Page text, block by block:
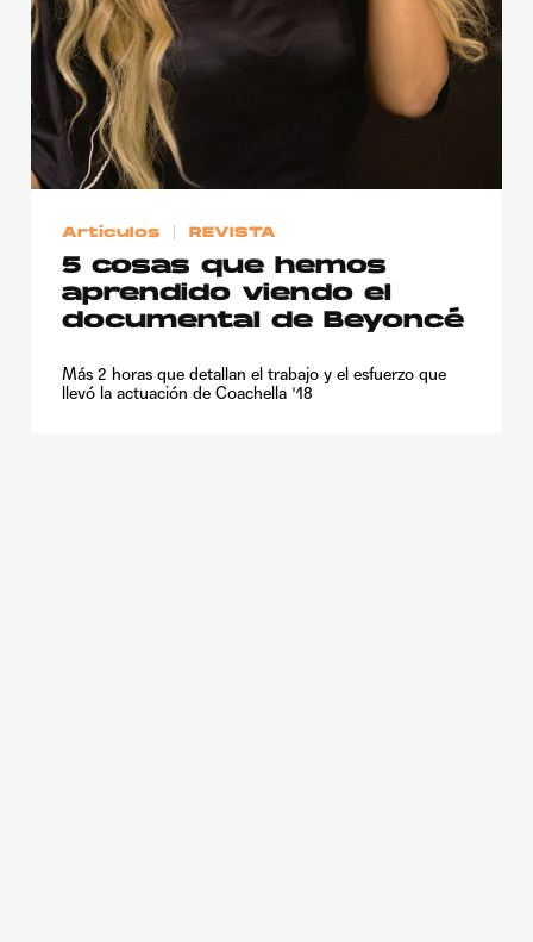
Artículos REVISTA
5 cosas que hemos
aprendido viendo el
documental de Beyoncé
Más 2 horas que detallan el trabajo y el esfuerzo que
llevó la actuación de Coachella '18